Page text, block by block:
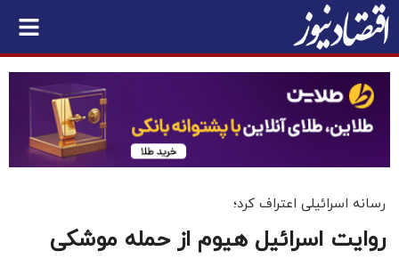
رسانه اسرائیلی اعتراف کرد؛
روایت اسرائیل هیوم از حمله موشکی